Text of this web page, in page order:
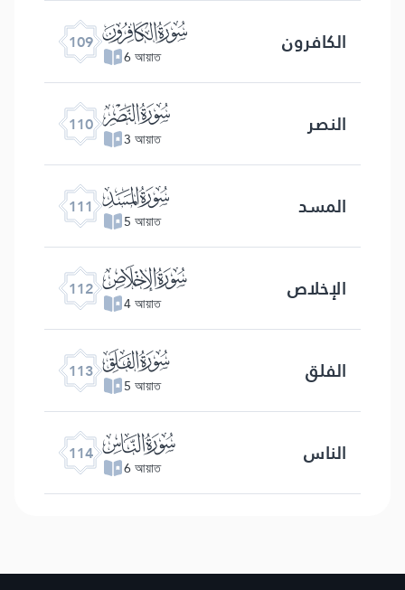
109 ﰚ
6 আয়াত الكافرون
110 ﰛ
3 আয়াত النصر
111 ﰜ
5 আয়াত المسد
112 ﰝ
4 আয়াত الإخلاص
113 ﰞ
5 আয়াত الفلق
114 ﰟ
6 আয়াত الناس